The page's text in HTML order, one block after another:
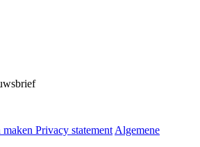
Privacy statement Algemene